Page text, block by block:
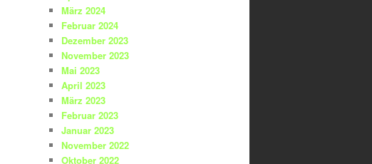
März 2024
Februar 2024
Dezember 2023
November 2023
Mai 2023
April 2023
März 2023
Februar 2023
Januar 2023
November 2022
Oktober 2022